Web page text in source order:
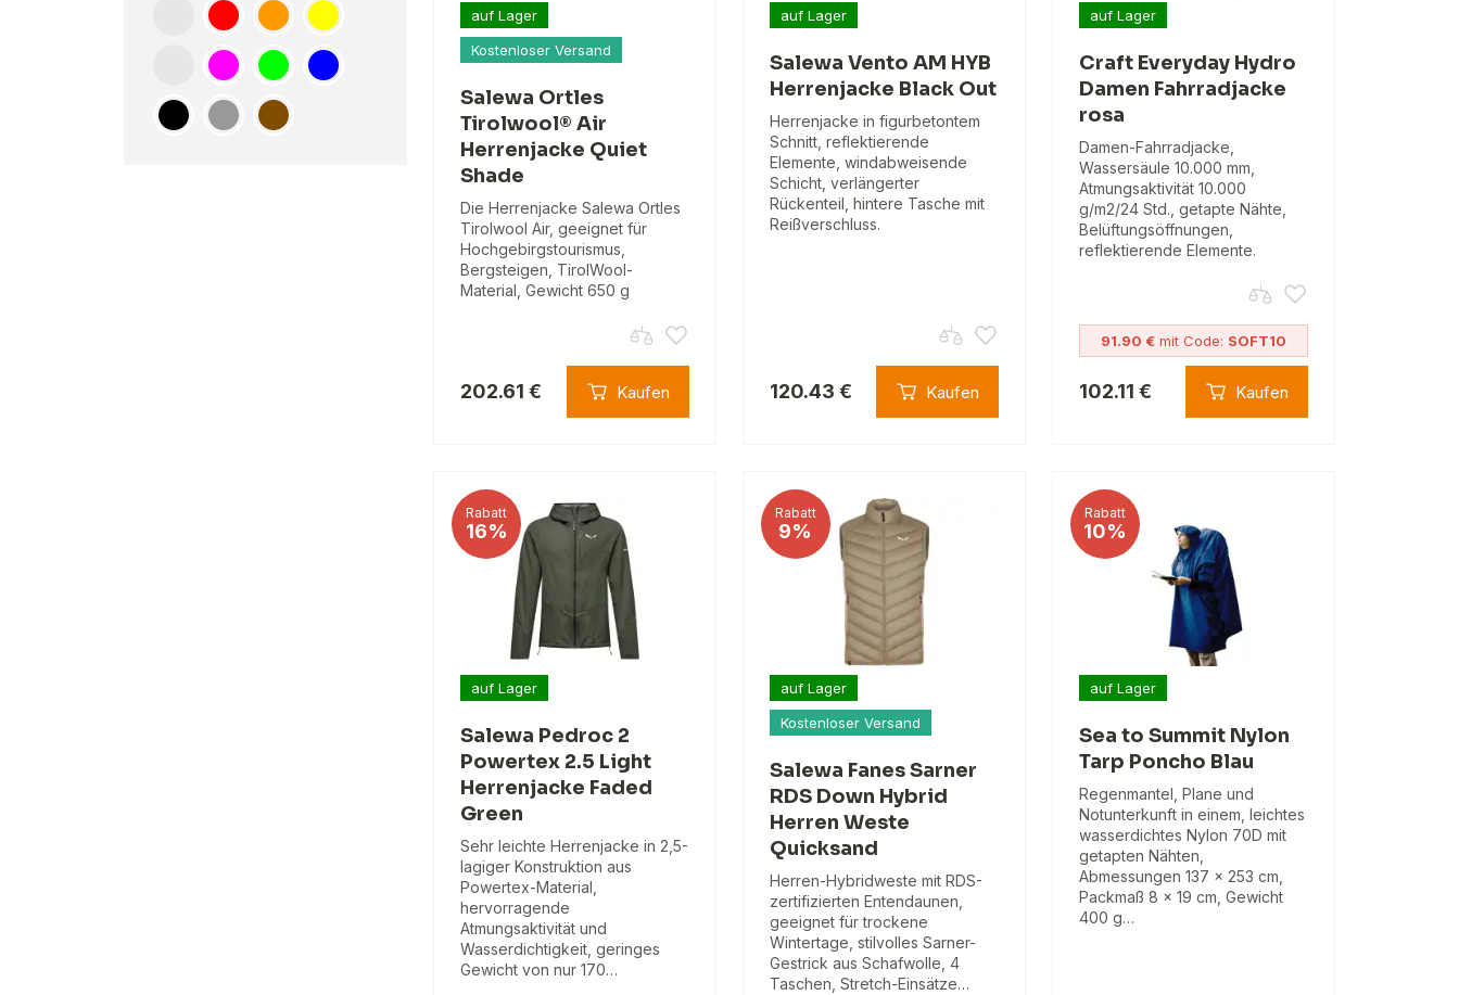
auf Lager
Kostenloser Versand
Salewa Ortles
Tirolwool® Air
Herrenjacke Quiet
Shade
Die Herrenjacke Salewa Ortles
Tirolwool Air, geeignet für
Hochgebirgstourismus,
Bergsteigen, TirolWool-
Material, Gewicht 650 g
202.61 € Kaufen
auf Lager
Salewa Vento AM HYB
Herrenjacke Black Out
Herrenjacke in figurbetontem
Schnitt, reflektierende
Elemente, windabweisende
Schicht, verlängerter
Rückenteil, hintere Tasche mit
Reißverschluss.
120.43 € Kaufen
auf Lager
Craft Everyday Hydro
Damen Fahrradjacke
rosa
Damen-Fahrradjacke,
Wassersäule 10.000 mm,
Atmungsaktivität 10.000
g/m2/24 Std., getapte Nähte,
Belüftungsöffnungen,
reflektierende Elemente.
91.90 €mit Code: SOFT10
102.11 € Kaufen
Rabatt
16%
auf Lager
Salewa Pedroc 2
Powertex 2.5 Light
Herrenjacke Faded
Green
Sehr leichte Herrenjacke in 2,5-
lagiger Konstruktion aus
Powertex-Material,
hervorragende
Atmungsaktivität und
Wasserdichtigkeit, geringes
Gewicht von nur 170…
Rabatt
9%
auf Lager
Kostenloser Versand
Salewa Fanes Sarner
RDS Down Hybrid
Herren Weste
Quicksand
Herren-Hybridweste mit RDS-
zertifizierten Entendaunen,
geeignet für trockene
Wintertage, stilvolles Sarner-
Gestrick aus Schafwolle, 4
Taschen, Stretch-Einsätze…
Rabatt
10%
auf Lager
Sea to Summit Nylon
Tarp Poncho Blau
Regenmantel, Plane und
Notunterkunft in einem, leichtes
wasserdichtes Nylon 70D mit
getapten Nähten,
Abmessungen 137 x 253 cm,
Packmaß 8 x 19 cm, Gewicht
400 g…